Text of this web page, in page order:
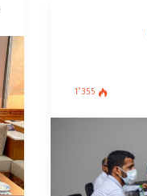
1٬355